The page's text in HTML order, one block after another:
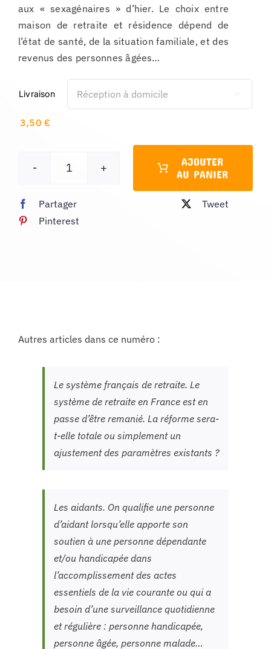
aux « sexagénaires » d’hier. Le choix entre
maison de retraite et résidence dépend de
l’état de santé, de la situation familiale, et des
revenus des personnes âgées…
Livraison 
3,50€
quantité
Comptazine
AJOUTER
AU PANIER
Partager
Tweet
Pinterest
Autres articles dans ce numéro :
Le système français de retraite. Le
système de retraite en France est en
passe d’être remanié. La réforme sera-
t-elle totale ou simplement un
ajustement des paramètres existants ?
Les aidants. On qualifie une personne
d’aidant lorsqu’elle apporte son
soutien à une personne dépendante
et/ou handicapée dans
l’accomplissement des actes
essentiels de la vie courante ou qui a
besoin d’une surveillance quotidienne
et régulière : personne handicapée,
personne âgée, personne malade…